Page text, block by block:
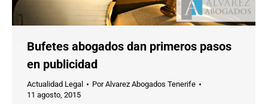
Bufetes abogados dan primeros pasos
en publicidad
Actualidad Legal PorAlvarez Abogados Tenerife
11 agosto, 2015